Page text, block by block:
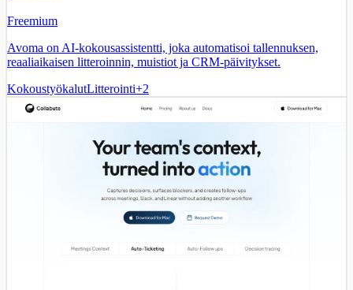
Freemium
Avoma on AI-kokousassistentti, joka automatisoi tallennuksen,
reaaliaikaisen litteroinnin, muistiot ja CRM-päivitykset.
KokoustyökalutLitterointi+2